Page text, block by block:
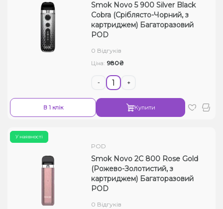
Smok Novo 5 900 Silver Black
Cobra (Сріблясто-Чорний, з
картриджем) Багаторазовий
POD
0 Відгуків
Ціна: 980₴
- +
В 1 клік Купити
У наявності
POD
Smok Novo 2C 800 Rose Gold
(Рожево-Золотистий, з
картриджем) Багаторазовий
POD
0 Відгуків